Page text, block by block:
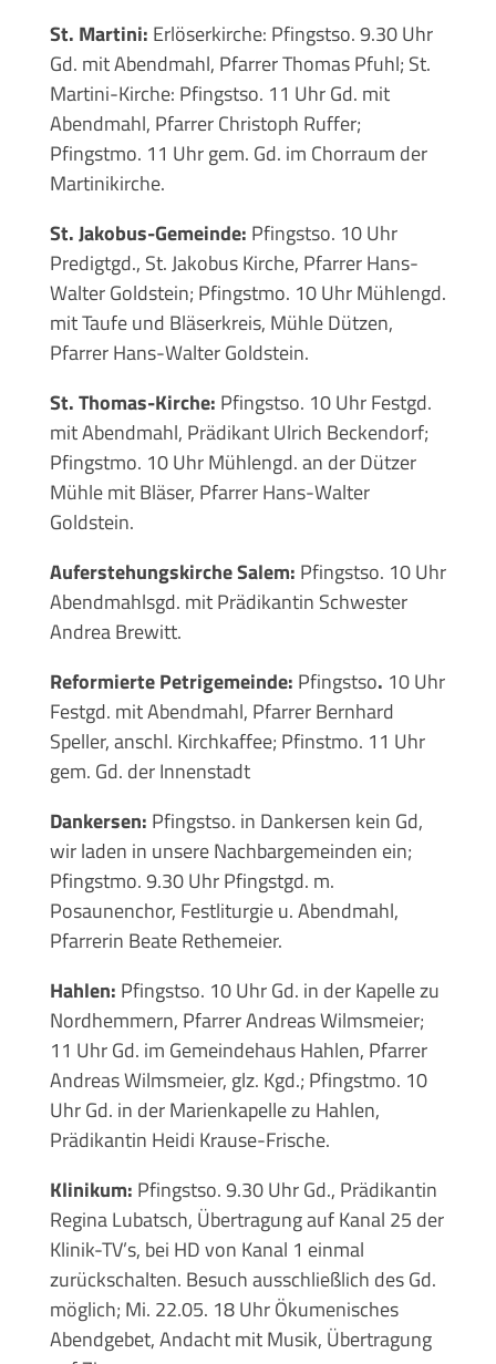
St. Martini: Erlöserkirche: Pfingstso. 9.30 Uhr
Gd. mit Abendmahl, Pfarrer Thomas Pfuhl; St.
Martini-Kirche: Pfingstso. 11 Uhr Gd. mit
Abendmahl, Pfarrer Christoph Ruffer;
Pfingstmo. 11 Uhr gem. Gd. im Chorraum der
Martinikirche.
St. Jakobus-Gemeinde: Pfingstso. 10 Uhr
Predigtgd., St. Jakobus Kirche, Pfarrer Hans-
Walter Goldstein; Pfingstmo. 10 Uhr Mühlengd.
mit Taufe und Bläserkreis, Mühle Dützen,
Pfarrer Hans-Walter Goldstein.
St. Thomas-Kirche: Pfingstso. 10 Uhr Festgd.
mit Abendmahl, Prädikant Ulrich Beckendorf;
Pfingstmo. 10 Uhr Mühlengd. an der Dützer
Mühle mit Bläser, Pfarrer Hans-Walter
Goldstein.
Auferstehungskirche Salem: Pfingstso. 10 Uhr
Abendmahlsgd. mit Prädikantin Schwester
Andrea Brewitt.
Reformierte Petrigemeinde: Pfingstso. 10 Uhr
Festgd. mit Abendmahl, Pfarrer Bernhard
Speller, anschl. Kirchkaffee; Pfinstmo. 11 Uhr
gem. Gd. der Innenstadt
Dankersen: Pfingstso. in Dankersen kein Gd,
wir laden in unsere Nachbargemeinden ein;
Pfingstmo. 9.30 Uhr Pfingstgd. m.
Posaunenchor, Festliturgie u. Abendmahl,
Pfarrerin Beate Rethemeier.
Hahlen: Pfingstso. 10 Uhr Gd. in der Kapelle zu
Nordhemmern, Pfarrer Andreas Wilmsmeier;
11 Uhr Gd. im Gemeindehaus Hahlen, Pfarrer
Andreas Wilmsmeier, glz. Kgd.; Pfingstmo. 10
Uhr Gd. in der Marienkapelle zu Hahlen,
Prädikantin Heidi Krause-Frische.
Klinikum: Pfingstso. 9.30 Uhr Gd., Prädikantin
Regina Lubatsch, Übertragung auf Kanal 25 der
Klinik-TV’s, bei HD von Kanal 1 einmal
zurückschalten. Besuch ausschließlich des Gd.
möglich; Mi. 22.05. 18 Uhr Ökumenisches
Abendgebet, Andacht mit Musik, Übertragung